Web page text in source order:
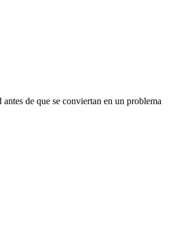
de que se conviertan en un problema